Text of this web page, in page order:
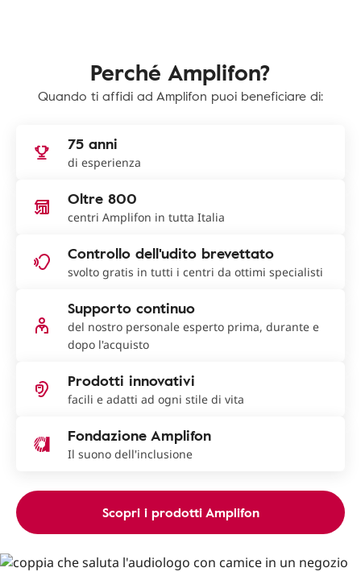
Perché Amplifon?
Quando ti affidi ad Amplifon puoi beneficiare di:
75 anni
di esperienza
Oltre 800
centri Amplifon in tutta Italia
Controllo dell'udito brevettato
svolto gratis in tutti i centri da ottimi specialisti
Supporto continuo
del nostro personale esperto prima, durante e
dopo l'acquisto
Prodotti innovativi
facili e adatti ad ogni stile di vita
Fondazione Amplifon
Il suono dell'inclusione
Scopri i prodotti Amplifon